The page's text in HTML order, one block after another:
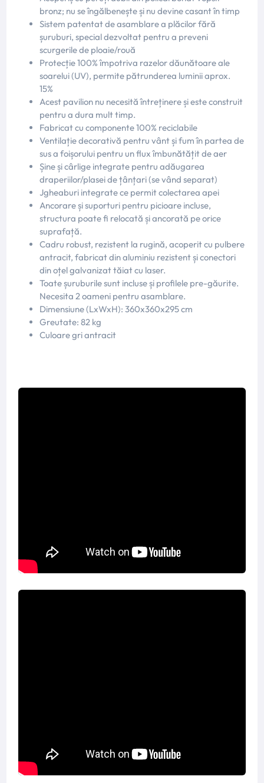
bronz; nu se îngălbenește și nu devine casant în timp
Sistem patentat de asamblare a plăcilor fără
șuruburi, special dezvoltat pentru a preveni
scurgerile de ploaie/rouă
Protecție 100% împotriva razelor dăunătoare ale
soarelui (UV), permite pătrunderea luminii aprox.
15%
Acest pavilion nu necesită întreținere și este construit
pentru a dura mult timp.
Fabricat cu componente 100% reciclabile
Ventilație decorativă pentru vânt și fum în partea de
sus a foișorului pentru un flux îmbunătățit de aer
Șine și cârlige integrate pentru adăugarea
draperiilor/plasei de țânțari (se vând separat)
Jgheaburi integrate ce permit colectarea apei
Ancorare și suporturi pentru picioare incluse,
structura poate fi relocată și ancorată pe orice
suprafață.
Cadru robust, rezistent la rugină, acoperit cu pulbere
antracit, fabricat din aluminiu rezistent și conectori
din oțel galvanizat tăiat cu laser.
Toate șuruburile sunt incluse și profilele pre-găurite.
Necesita 2 oameni pentru asamblare.
Dimensiune (LxWxH): 360x360x295 cm
Greutate: 82 kg
Culoare gri antracit